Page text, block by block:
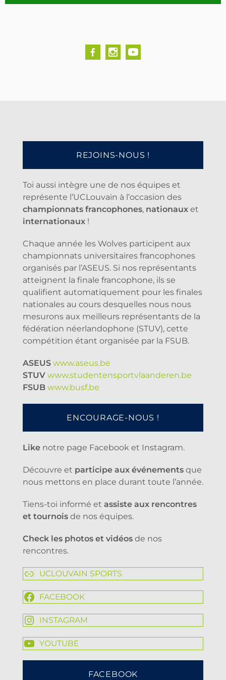
REJOINS-NOUS !
Toi aussi intègre une de nos équipes et
représente l’UCLouvain à l’occasion des
championnats francophones, nationaux et
internationaux !
Chaque année les Wolves participent aux
championnats universitaires francophones
organisés par l’ASEUS. Si nos représentants
atteignent la finale francophone, ils se
qualifient automatiquement pour les finales
nationales au cours desquelles nous nous
mesurons aux meilleurs représentants de la
fédération néerlandophone (STUV), cette
compétition étant organisée par la FSUB.
ASEUS www.aseus.be
STUV www.studentensportvlaanderen.be
FSUB www.busf.be
ENCOURAGE-NOUS !
Like notre page Facebook et Instagram.
Découvre et participe aux événements que
nous mettons en place durant toute l’année.
Tiens-toi informé et assiste aux rencontres
et tournois de nos équipes.
Check les photos et vidéos de nos
rencontres.
UCLOUVAIN SPORTS
FACEBOOK
INSTAGRAM
YOUTUBE
FACEBOOK